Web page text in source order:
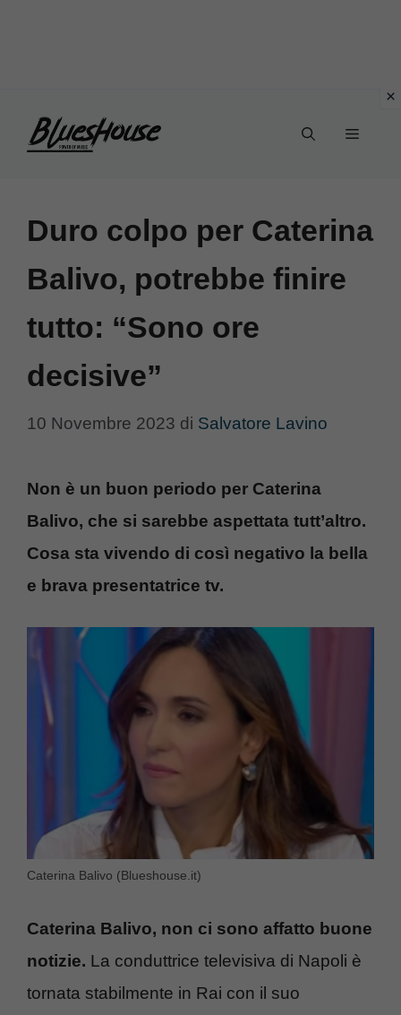
Menu
Duro colpo per Caterina
Balivo, potrebbe finire
tutto: “Sono ore
decisive”
10 Novembre 2023 di Salvatore Lavino
Non è un buon periodo per Caterina
Balivo, che si sarebbe aspettata tutt’altro.
Cosa sta vivendo di così negativo la bella
e brava presentatrice tv.
Caterina Balivo (Blueshouse.it)
Caterina Balivo, non ci sono affatto buone
notizie. La conduttrice televisiva di Napoli è
tornata stabilmente in Rai con il suo